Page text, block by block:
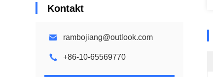
Kontakt
rambojiang@outlook.com
+86-10-65569770